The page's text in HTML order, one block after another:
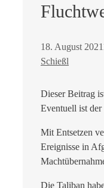
18. August 2021
Schießl
Dieser Beitrag
Eventuell ist
Mit Entsetzen
Ereignisse in
Die Taliban